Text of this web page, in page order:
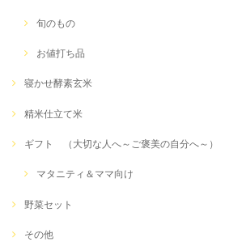
旬のもの
お値打ち品
寝かせ酵素玄米
精米仕立て米
ギフト （大切な人へ～ご褒美の自分へ～）
マタニティ＆ママ向け
野菜セット
その他